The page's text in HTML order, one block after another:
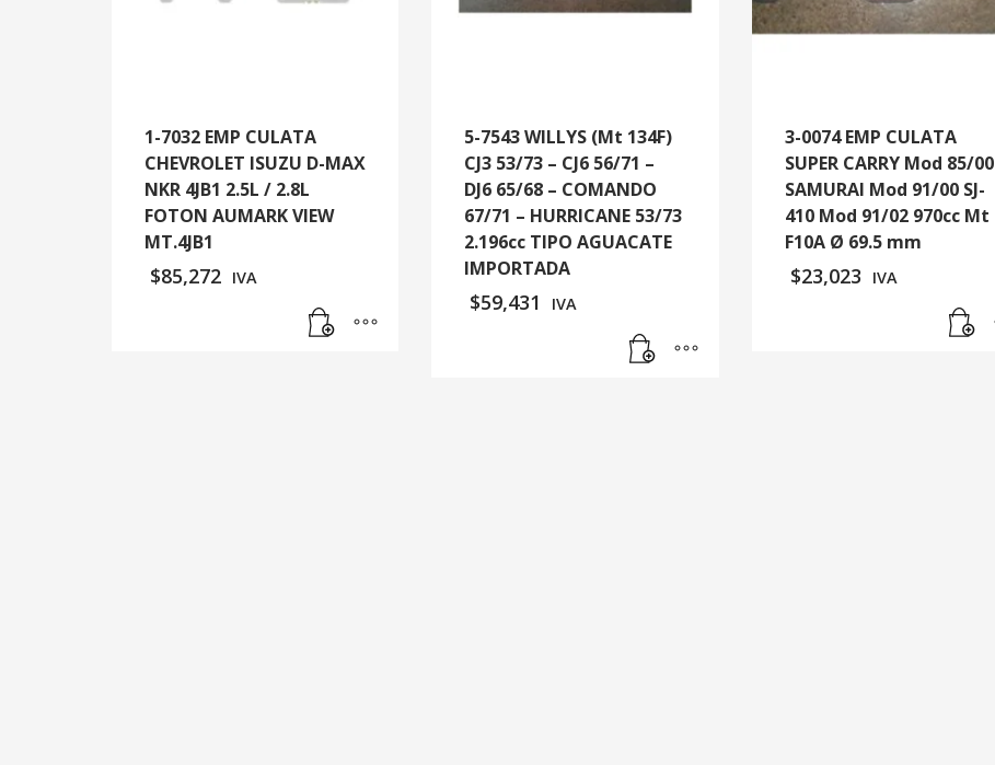
1-7032 EMP CULATA
CHEVROLET ISUZU D-MAX
NKR 4JB1 2.5L / 2.8L
FOTON AUMARK VIEW
MT.4JB1
$85,272 IVA
5-7543 WILLYS (Mt 134F)
CJ3 53/73 – CJ6 56/71 –
DJ6 65/68 – COMANDO
67/71 – HURRICANE 53/73
2.196cc TIPO AGUACATE
IMPORTADA
$59,431 IVA
3-0074 EMP CULATA
SUPER CARRY Mod 85/00
SAMURAI Mod 91/00 SJ-
410 Mod 91/02 970cc Mt
F10A Ø 69.5 mm
$23,023 IVA